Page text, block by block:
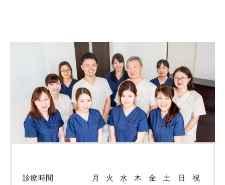
診療時間 月 火 水 木 金 土 日
祝